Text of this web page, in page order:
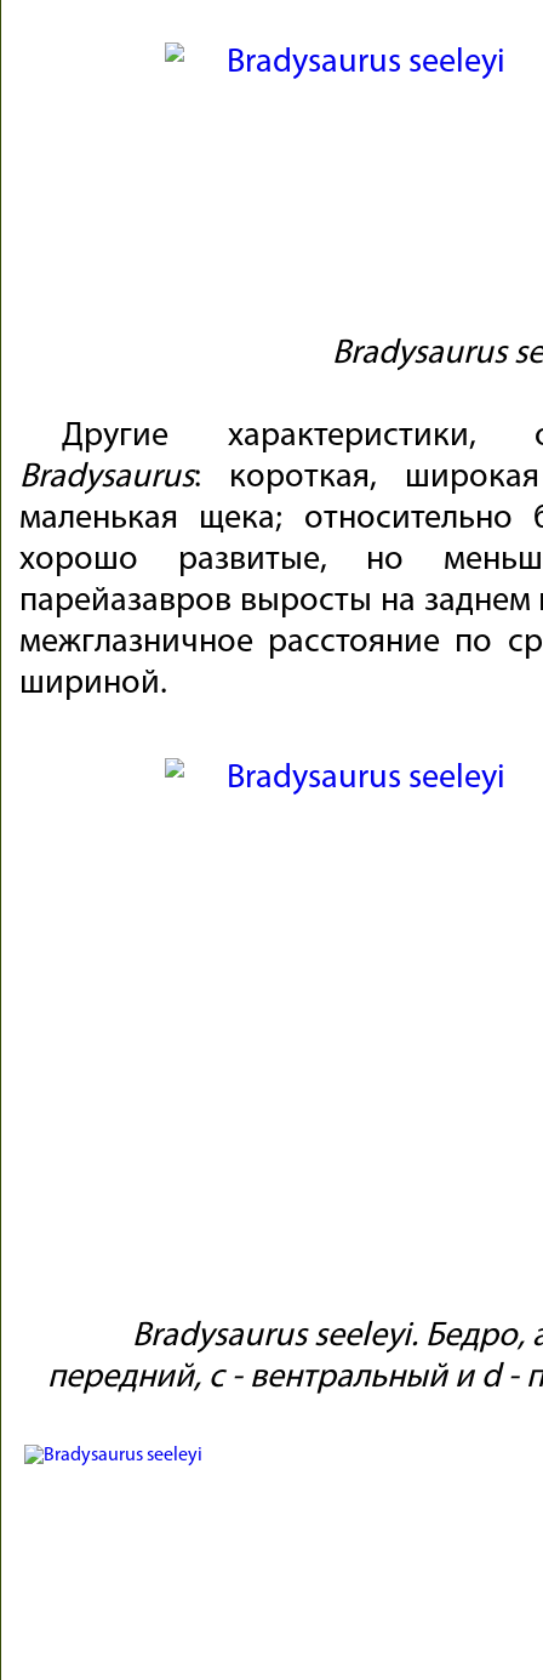
Bradysaurus
Другие характеристики,
Bradysaurus: короткая,
маленькая щека; относительно
хорошо развитые, но
парейазавров выросты на
межглазничное расстояние по
шириной.
Bradysaurus seeleyi. Бедро,
передний, c - вентральный и d -